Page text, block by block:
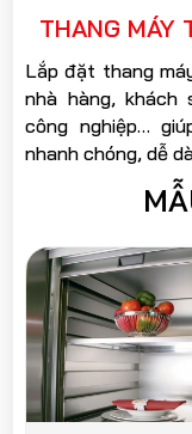
THANG MÁY
Lắp đặt thang
nhà hàng,
công nghiệp…
nhanh chóng, dễ